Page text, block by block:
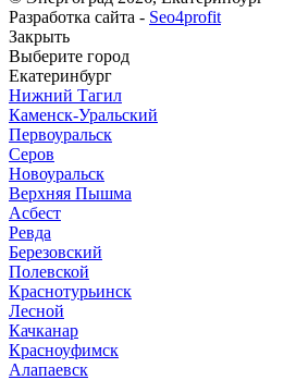
Разработка сайта - Seo4profit
Закрыть
Выберите город
Екатеринбург
Нижний Тагил
Каменск-Уральский
Первоуральск
Серов
Новоуральск
Верхняя Пышма
Асбест
Ревда
Березовский
Полевской
Краснотурьинск
Лесной
Качканар
Красноуфимск
Алапаевск